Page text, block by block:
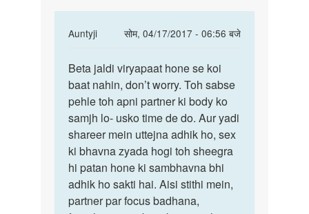
Auntyji
सोम, 04/17/2017 - 06:56 बजे
In
to
Mera
sex
karne
ka
time
bahut
by
Navin
Beta
jaldi
viryapaat
hone
se
Beta jaldi viryapaat hone se koi
baat nahin, don’t worry. Toh sabse
pehle toh apni partner ki body ko
samjh lo- usko time de do. Aur yadi
shareer mein uttejna adhik ho, sex
ki bhavna zyada hogi toh sheegra
hi patan hone ki sambhavna bhi
adhik ho sakti hai. Aisi stithi mein,
partner par focus badhana,